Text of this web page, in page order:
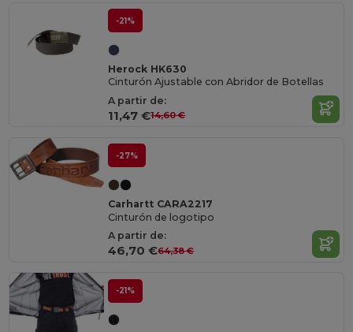
-21%
Herock HK630
Cinturón Ajustable con Abridor de Botellas
A partir de:
11,47 €14,60 €
-27%
Carhartt CARA2217
Cinturón de logotipo
A partir de:
46,70 €64,38 €
-21%